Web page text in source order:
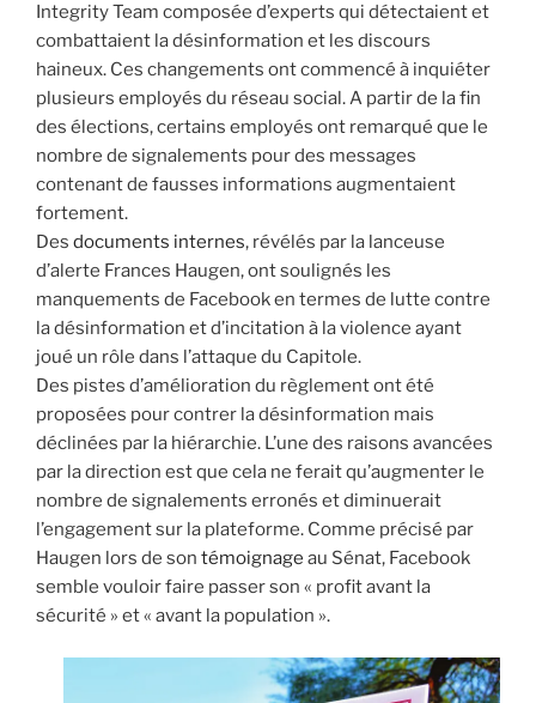
Integrity Team composée d’experts qui détectaient et
combattaient la désinformation et les discours
haineux. Ces changements ont commencé à inquiéter
plusieurs employés du réseau social. A partir de la fin
des élections, certains employés ont remarqué que le
nombre de signalements pour des messages
contenant de fausses informations augmentaient
fortement.
Des documents internes, révélés par la lanceuse
d’alerte Frances Haugen, ont soulignés les
manquements de Facebook en termes de lutte contre
la désinformation et d’incitation à la violence ayant
joué un rôle dans l’attaque du Capitole.
Des pistes d’amélioration du règlement ont été
proposées pour contrer la désinformation mais
déclinées par la hiérarchie. L’une des raisons avancées
par la direction est que cela ne ferait qu’augmenter le
nombre de signalements erronés et diminuerait
l’engagement sur la plateforme. Comme précisé par
Haugen lors de son témoignage au Sénat, Facebook
semble vouloir faire passer son « profit avant la
sécurité » et « avant la population ».